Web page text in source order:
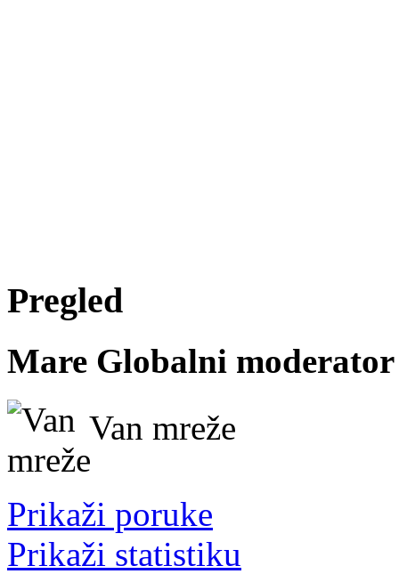
Pregled
Mare Globalni moderator
Van mreže
Prikaži poruke
Prikaži statistiku